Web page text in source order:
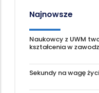
Najnowsze
Naukowcy z UWM
kształcenia w
Sekundy na wagę